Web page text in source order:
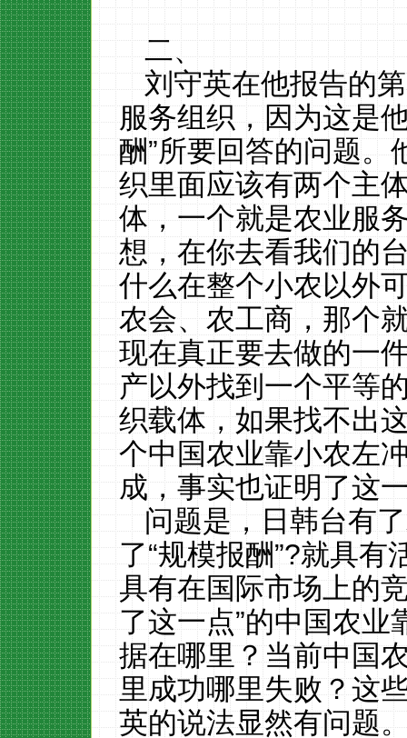
二、
刘守英在他报告的
服务组织，因为这是
酬”所要回答的问题。
织里面应该有两个主
体，一个就是农业服
想，在你去看我们的
什么在整个小农以外
农会、农工商，那个
现在真正要去做的一
产以外找到一个平等
织载体，如果找不出
个中国农业靠小农左
成，事实也证明了这
问题是，日韩台有
了“规模报酬”?就具有
具有在国际市场上的
了这一点”的中国农业
据在哪里？当前中国
里成功哪里失败？这
英的说法显然有问题